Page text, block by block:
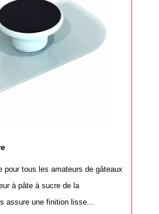
pour tous les amateurs de gâteaux
à pâte à sucre de la
assure une finition lisse...